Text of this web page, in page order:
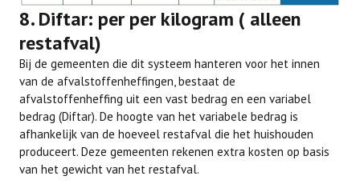
8. Diftar: per per kilogram ( alleen
restafval)
Bij de gemeenten die dit systeem hanteren voor het innen
van de afvalstoffenheffingen, bestaat de
afvalstoffenheffing uit een vast bedrag en een variabel
bedrag (Diftar). De hoogte van het variabele bedrag is
afhankelijk van de hoeveel restafval die het huishouden
produceert. Deze gemeenten rekenen extra kosten op basis
van het gewicht van het restafval.